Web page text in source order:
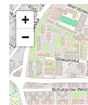
Italiano
Nederlands
Português
Suomi
+
−